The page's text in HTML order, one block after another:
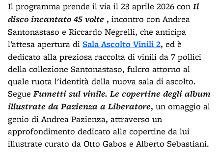
Il programma prende il via il 23 aprile 2026 con Il
disco incantato 45 volte , incontro con Andrea
Santonastaso e Riccardo Negrelli, che anticipa
l’attesa apertura di Sala Ascolto Vinili 2, ed è
dedicato alla preziosa raccolta di vinili da 7 pollici
della collezione Santonastaso, fulcro attorno al
quale ruota l'identità della nuova sala di ascolto.
Segue Fumetti sul vinile. Le copertine degli album
illustrate da Pazienza a Liberatore, un omaggio al
genio di Andrea Pazienza, attraverso un
approfondimento dedicato alle copertine da lui
illustrate curato da Otto Gabos e Alberto Sebastiani.